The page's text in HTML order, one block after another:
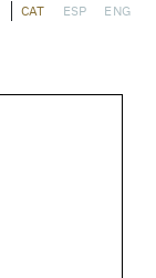
CAT ESP ENG